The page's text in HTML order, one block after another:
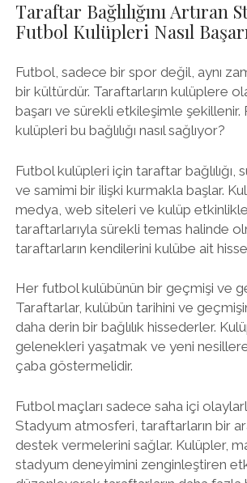
Taraftar Bağlılığını Artıran
Futbol Kulüpleri Nasıl
Futbol, sadece bir spor değil, aynı
bir kültürdür. Taraftarların kulüplere
başarı ve sürekli etkileşimle şekillenir.
kulüpleri bu bağlılığı nasıl sağlıyor?
Futbol kulüpleri için taraftar bağlılığı,
ve samimi bir ilişki kurmakla başlar.
medya, web siteleri ve kulüp
taraftarlarıyla sürekli temas halinde
taraftarların kendilerini kulübe ait
Her futbol kulübünün bir geçmişi ve
Taraftarlar, kulübün tarihini ve
daha derin bir bağlılık hissederler.
gelenekleri yaşatmak ve yeni
çaba göstermelidir.
Futbol maçları sadece saha içi
Stadyum atmosferi, taraftarların bir
destek vermelerini sağlar. Kulüpler,
stadyum deneyimini zenginleştiren